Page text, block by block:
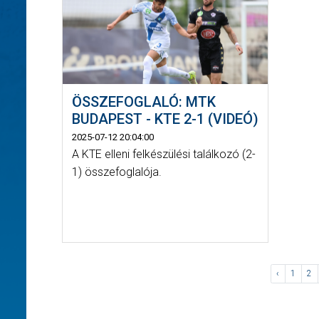
ÖSSZEFOGLALÓ: MTK
BUDAPEST - KTE 2-1 (VIDEÓ)
2025-07-12 20:04:00
A KTE elleni felkészülési találkozó (2-
1) összefoglalója.
‹ 1 2